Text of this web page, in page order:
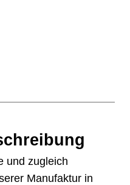
und zugleich
Manufaktur in